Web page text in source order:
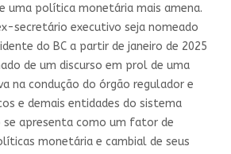
uma política monetária mais amena.
secretário executivo seja nomeado
do BC a partir de janeiro de 2025
de um discurso em prol de uma
na condução do órgão regulador e
e demais entidades do sistema
se apresenta como um fator de
monetária e cambial de seus